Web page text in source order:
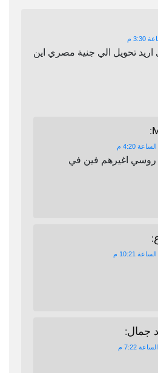
اريد تحويل الي جنية مصري اين
:
روبيل روسي اغيرهم فين في
:
جمال: